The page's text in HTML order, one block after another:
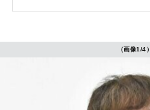
（画像1/4）